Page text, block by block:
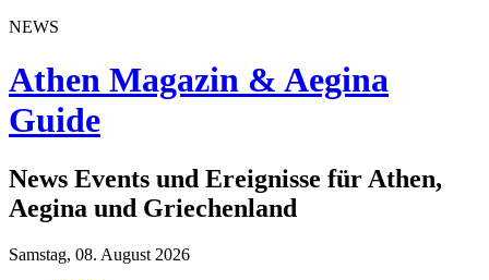
NEWS
Athen Magazin & Aegina
Guide
News Events und Ereignisse für Athen,
Aegina und Griechenland
Samstag, 08. August 2026